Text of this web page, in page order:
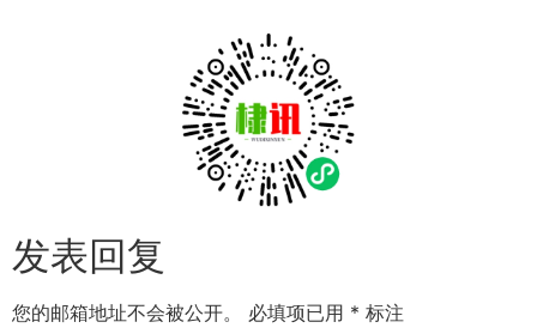
发表回复
您的邮箱地址不会被公开。 必填项已用 * 标注